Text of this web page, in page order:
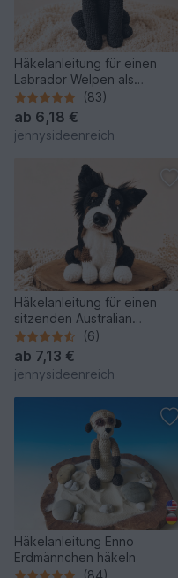
Häkelanleitung für einen
Labrador Welpen als
Amigurumi Hund
(83)
ab 6,18 €
jennysideenreich
Häkelanleitung für einen
sitzenden Australian
Shepherd Amigurumi Hund
(6)
ab 7,13 €
jennysideenreich
Häkelanleitung Enno
Erdmännchen häkeln